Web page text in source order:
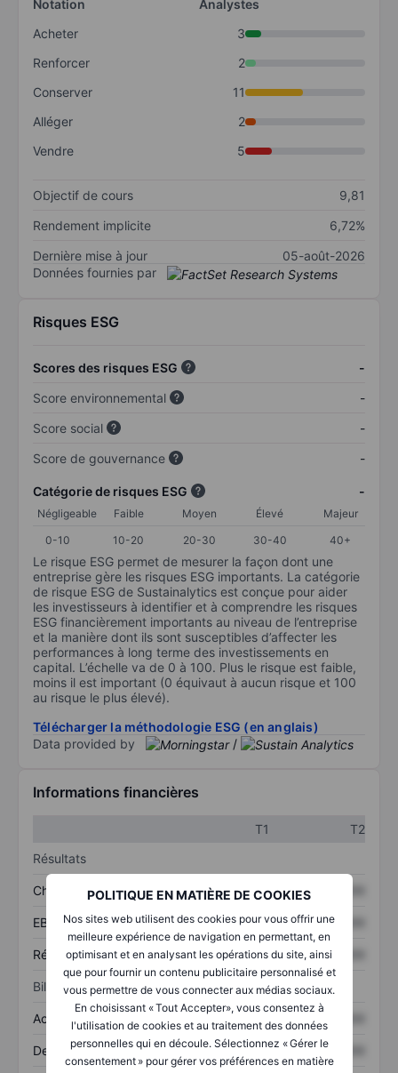
POLITIQUE EN MATIÈRE DE COOKIES
Nos sites web utilisent des cookies pour vous offrir une
meilleure expérience de navigation en permettant, en
optimisant et en analysant les opérations du site, ainsi
que pour fournir un contenu publicitaire personnalisé et
vous permettre de vous connecter aux médias sociaux.
En choisissant « Tout Accepter», vous consentez à
l'utilisation de cookies et au traitement des données
personnelles qui en découle. Sélectionnez « Gérer le
consentement » pour gérer vos préférences en matière
Notation
Analystes
Acheter
3
Renforcer
2
Conserver
11
Alléger
2
Vendre
5
Objectif de cours
9,81
Rendement implicite
6,72%
Dernière mise à jour
05-août-2026
Données fournies par
Risques ESG
Scores des risques ESG
-
Score environnemental
-
Score social
-
Score de gouvernance
-
Catégorie de risques ESG -
Négligeable Faible Moyen Élevé
Majeur
0-10
10-20 20-30 30-40 40+
Le risque ESG permet de mesurer la façon dont une
entreprise gère les risques ESG importants. La catégorie
de risque ESG de Sustainalytics est conçue pour aider
les investisseurs à identifier et à comprendre les risques
ESG financièrement importants au niveau de l’entreprise
et la manière dont ils sont susceptibles d’affecter les
performances à long terme des investissements en
capital. L’échelle va de 0 à 100. Plus le risque est faible,
moins il est important (0 équivaut à aucun risque et 100
au risque le plus élevé).
Télécharger la méthodologie ESG (en anglais)
Data provided by
/
Informations financières
T1
T2
Résultats
Chiffre d’affaires XXXXXXX XXXXXXX
EBITDA XXXXXXX XXXXXXX
Résultat net XXXXXXX XXXXXXX
Bilan
Actifs totaux XXXXXXX XXXXXXX
Dette totale XXXXXXX XXXXXXX